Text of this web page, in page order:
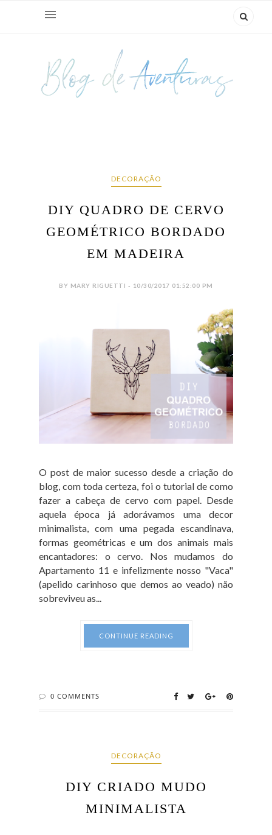
DECORAÇÃO
DIY QUADRO DE CERVO
GEOMÉTRICO BORDADO
EM MADEIRA
BY MARY RIGUETTI - 10/30/2017 01:52:00 PM
O post de maior sucesso desde a criação do
blog, com toda certeza, foi o tutorial de como
fazer a cabeça de cervo com papel. Desde
aquela época já adorávamos uma decor
minimalista, com uma pegada escandinava,
formas geométricas e um dos animais mais
encantadores: o cervo. Nos mudamos do
Apartamento 11 e infelizmente nosso "Vaca"
(apelido carinhoso que demos ao veado) não
sobreviveu as...
CONTINUE READING
0 COMMENTS
DECORAÇÃO
DIY CRIADO MUDO
MINIMALISTA